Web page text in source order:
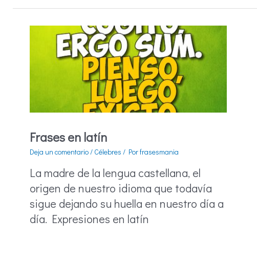
populares
Frases en latín
Deja un comentario / Célebres / Porfrasesmania
La madre de la lengua castellana, el
origen de nuestro idioma que todavía
sigue dejando su huella en nuestro día a
día. Expresiones en latín